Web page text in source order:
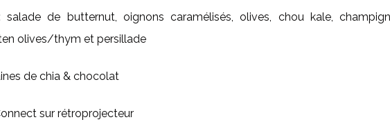
de butternut, oignons caramélisés, olives, chou kale,
olives/thym et persillade
de chia & chocolat
sur rétroprojecteur